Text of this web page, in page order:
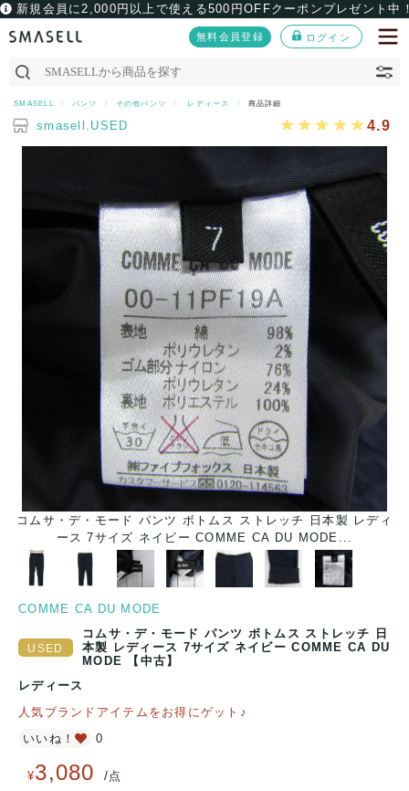
新規会員に2,000円以上で使える500円OFFクーポンプレゼント中
無料会員登録 ログイン
SMASELL パンツ その他パンツ レディース 商品詳細
smasell.USED 4.9
コムサ・デ・モード パンツ ボトムス ストレッチ 日本製 レディ
ース 7サイズ ネイビー COMME CA DU MODE...
COMME CA DU MODE
コムサ・デ・モード パンツ ボトムス ストレッチ 日
本製 レディース 7サイズ ネイビー COMME CA DU
MODE 【中古】
レディース
人気ブランドアイテムをお得にゲット♪
いいね！
0
¥3,080 /点